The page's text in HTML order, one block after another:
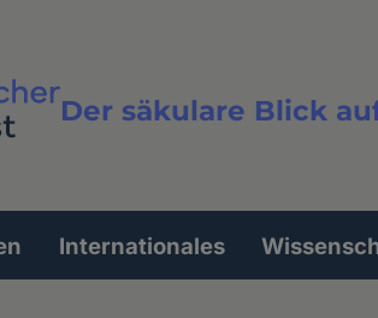
Der säkulare Blick
Volltextsuche
Internationales